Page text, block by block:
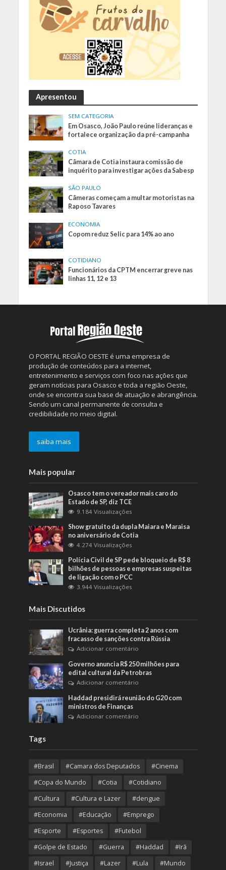
Apresentou
SEM CATEGORIA
Em Osasco, João Paulo reúne lideranças e
fortalece organização da pré-campanha
COTIA
Câmara de Cotia instaura comissão de
inquérito para investigar ações da Sabesp
SÃO PAULO
Câmeras começam a multar motoristas na
Raposo Tavares
ECONOMIA
Copom reduz Selic para 14% ao ano
COTIDIANO
Funcionários da CPTM encerrar greve nas
linhas 11, 12 e 13
O PORTAL REGIÃO OESTE é uma empresa de
produção de conteúdos para a internet,
entretenimento e serviços com foco nas ações que
geram notícias para Osasco e toda a região Oeste,
onde se encontra sua base de atuação e abrangência.
Sendo um canal permanente de consulta e
credibilidade no meio digital.
saiba mais
Mais popular
Osasco tem o vereador mais caro do
Estado de SP, diz TCE
9.184 Visualizações
Show gratuito da dupla Maiara e Maraisa
no aniversário de Cotia
4.274 Visualizações
Polícia Civil de SP pede bloqueio de R$ 8
bilhões de pessoas e empresas suspeitas
de ligação com o PCC
3.944 Visualizações
Mais Discutidos
Ucrânia: guerra completa 2 anos com
fracasso de sanções contra Rússia
Adicionar comentário
Governo anuncia R$ 250 milhões para
edital cultural da Petrobras
Adicionar comentário
Haddad presidirá reunião do G20 com
ministros de Finanças
Adicionar comentário
Tags
#Brasil #Camara dos Deputados
#Cinema
#Copa do Mundo
#Cotia
#Cotidiano
#Cultura
#Cultura e Lazer
#dengue
#Economia
#Educação
#Emprego
#Esporte
#Esportes
#Futebol
#Golpe de Estado
#Guerra #Haddad
#Irã
#Israel
#Justiça #Lazer #Lula #Mundo